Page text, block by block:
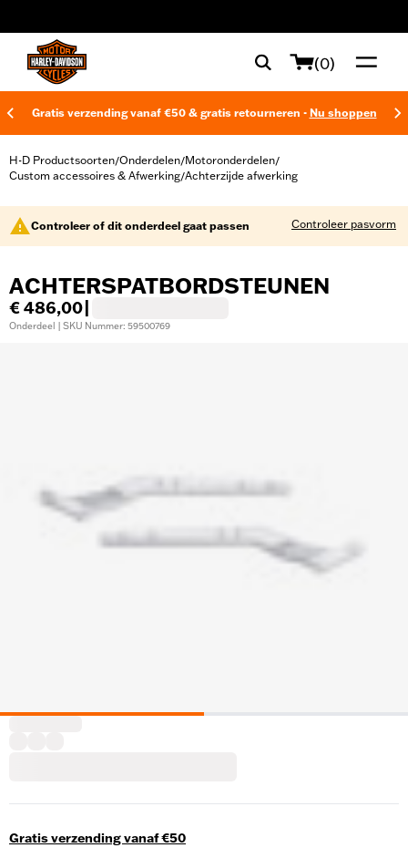
(0)
Gratis verzending vanaf €50 & gratis retourneren - Nu shoppen
H-D Productsoorten/Onderdelen/Motoronderdelen/
Custom accessoires & Afwerking/Achterzijde afwerking
Controleer of dit onderdeel gaat passen Controleer pasvorm
ACHTERSPATBORDSTEUNEN
€ 486,00
Onderdeel | SKU Nummer: 59500769
Gratis verzending vanaf €50